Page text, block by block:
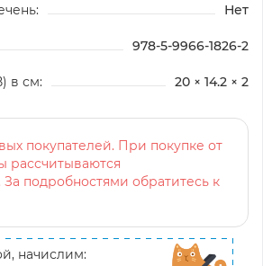
Нет
978-5-9966-1826-2
в см: 20 × 14.2 × 2
покупателей. При покупке от
рассчитываются
подробностями обратитесь к
начислим: